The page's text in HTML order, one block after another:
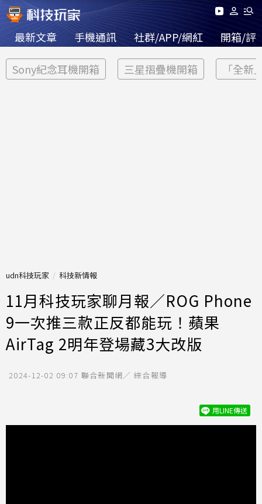
最新文章 手機通訊 社群/APP/網紅 開箱/評
Sony紀念耳機開箱 三星摺疊機開箱 「全新
udn科技玩家 科技新情報
11月科技玩家聊月報／ROG Phone
9一次推三款正反都能玩！蘋果
AirTag 2明年登場藏3大改版
2024-12-02 09:07 聯合新聞網／ 綜合報導
用LINE傳送